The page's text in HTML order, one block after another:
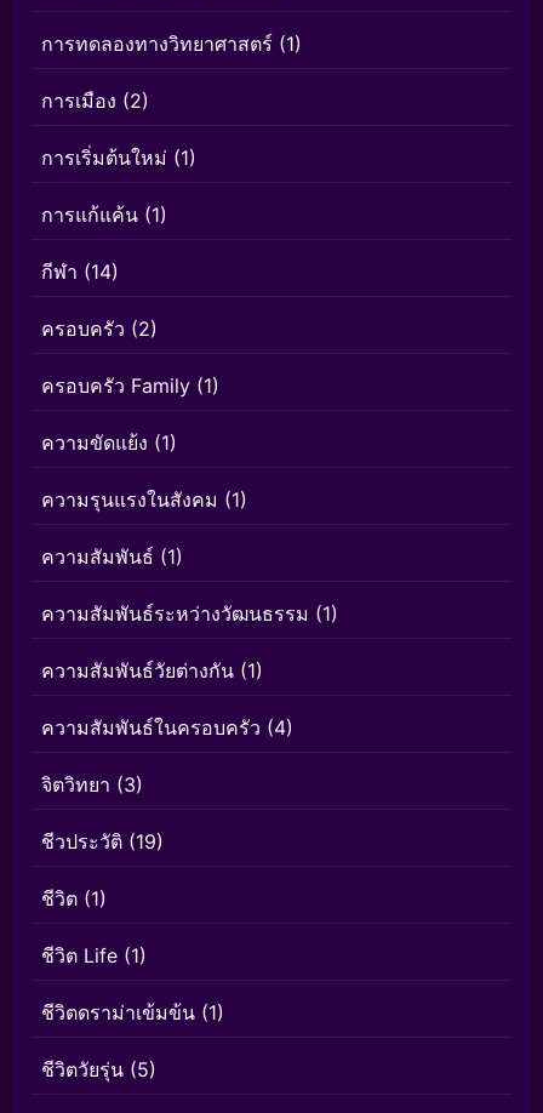
การทดลองทางวิทยาศาสตร์ (1)
การเมือง (2)
การเริ่มต้นใหม่ (1)
การแก้แค้น (1)
กีฬา (14)
ครอบครัว (2)
ครอบครัว Family (1)
ความขัดแย้ง (1)
ความรุนแรงในสังคม (1)
ความสัมพันธ์ (1)
ความสัมพันธ์ระหว่างวัฒนธรรม (1)
ความสัมพันธ์วัยต่างกัน (1)
ความสัมพันธ์ในครอบครัว (4)
จิตวิทยา (3)
ชีวประวัติ (19)
ชีวิต (1)
ชีวิต Life (1)
ชีวิตดราม่าเข้มข้น (1)
ชีวิตวัยรุ่น (5)